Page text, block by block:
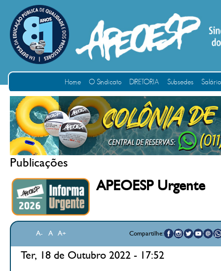
Home O Sindicato DIRETORIA Subsedes
Publicações
APEOESP Urgente
A- A A+ Compartilhe:
Ter, 18 de Outubro 2022 - 17:52